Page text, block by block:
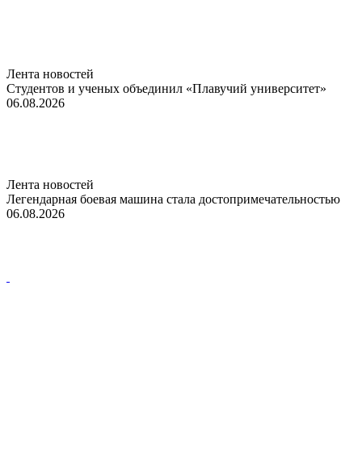
Лента новостей
Студентов и ученых объединил «Плавучий университет»
06.08.2026
Лента новостей
Легендарная боевая машина стала достопримечательностью
06.08.2026